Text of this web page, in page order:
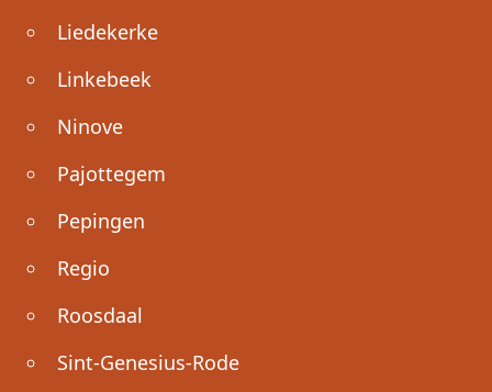
Liedekerke
Linkebeek
Ninove
Pajottegem
Pepingen
Regio
Roosdaal
Sint-Genesius-Rode